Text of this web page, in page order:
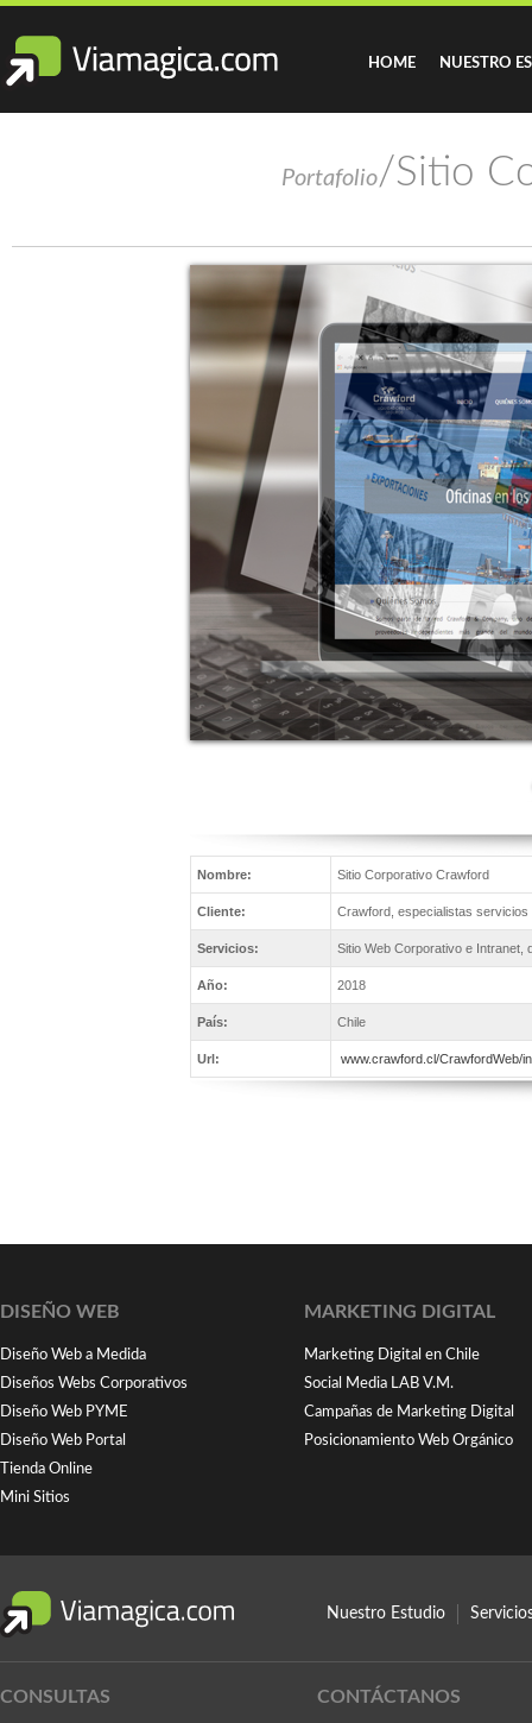
HOME NUESTRO
Portafolio/Sitio
Nombre: Sitio Corporativo Crawford
Cliente: Crawford, especialistas
Servicios: Sitio Web Corporativo e Intranet,
Año: 2018
País: Chile
Url: www.crawford.cl/CrawfordWeb/
DISEÑO WEB
Diseño Web a Medida
Diseños Webs Corporativos
Diseño Web PYME
Diseño Web Portal
Tienda Online
Mini Sitios
MARKETING DIGITAL
Marketing Digital en Chile
Social Media LAB V.M.
Campañas de Marketing Digital
Posicionamiento Web Orgánico
Nuestro Estudio
CONSULTAS CONTÁCTANOS